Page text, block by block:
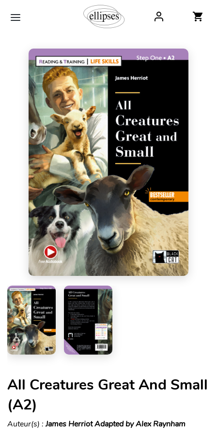
All Creatures Great And Small
(A2)
Auteur(s) :James Herriot Adapted by Alex Raynham